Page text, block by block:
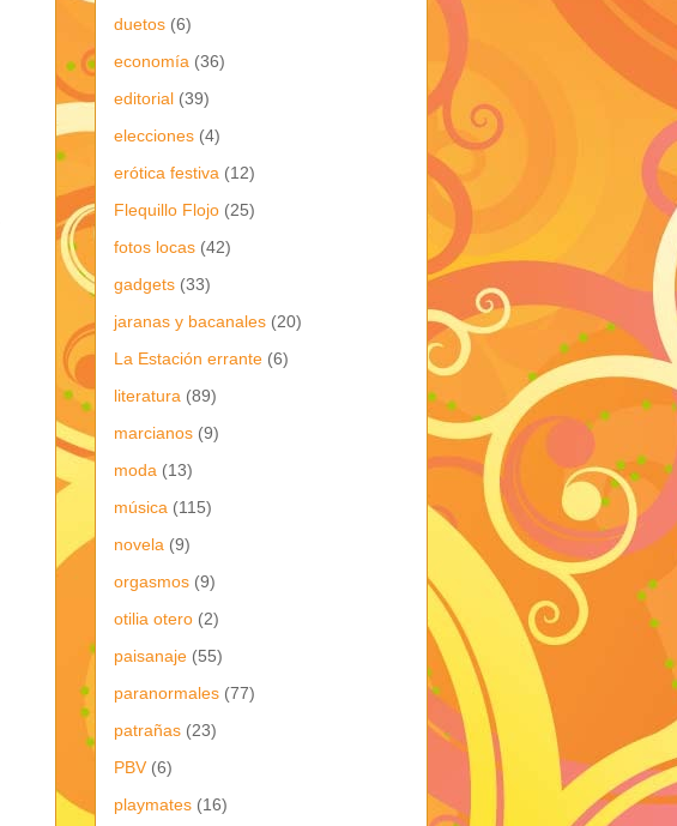
duetos (6)
economía (36)
editorial (39)
elecciones (4)
erótica festiva (12)
Flequillo Flojo (25)
fotos locas (42)
gadgets (33)
jaranas y bacanales (20)
La Estación errante (6)
literatura (89)
marcianos (9)
moda (13)
música (115)
novela (9)
orgasmos (9)
otilia otero (2)
paisanaje (55)
paranormales (77)
patrañas (23)
PBV (6)
playmates (16)